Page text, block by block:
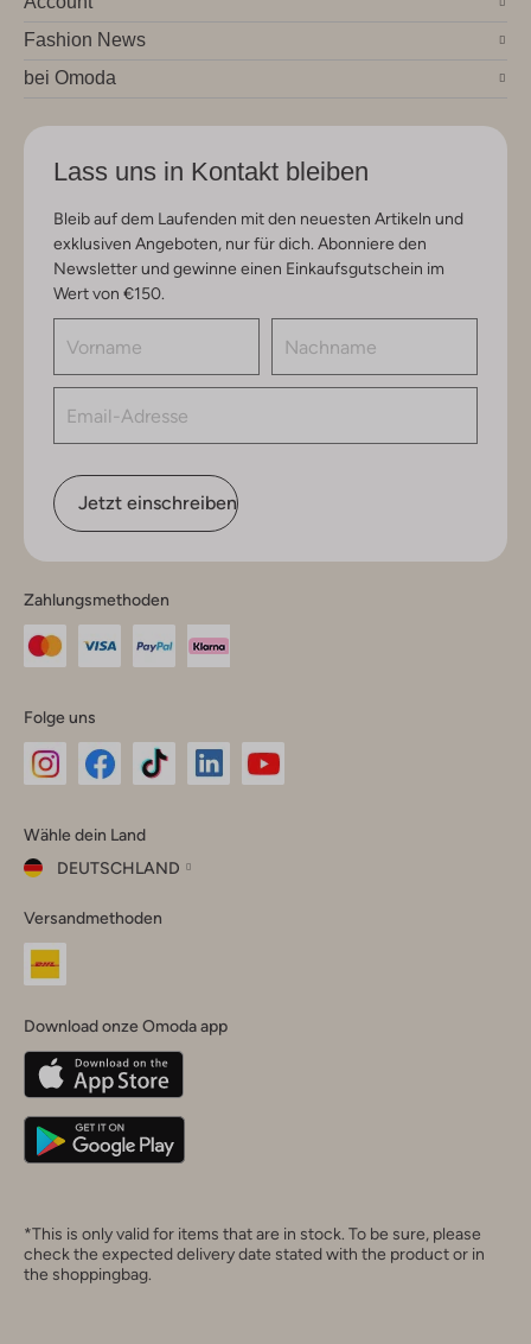
Fashion News
bei Omoda
Lass uns in Kontakt bleiben
Bleib auf dem Laufenden mit den neuesten Artikeln und
exklusiven Angeboten, nur für dich. Abonniere den
Newsletter und gewinne einen Einkaufsgutschein im
Wert von €150.
Jetzt einschreiben
Zahlungsmethoden
Folge uns
Instagram
Facebook
TikTok
Wähle dein Land
DEUTSCHLAND
dein
Land
Belgique(Français)
Deutschland
Versandmethoden
Download onze Omoda app
*This is only valid for items that are in stock. To be sure, please
check the expected delivery date stated with the product or in
the shoppingbag.